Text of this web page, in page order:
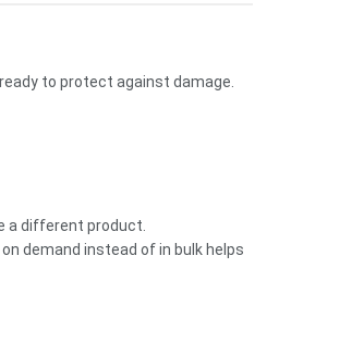
to protect against damage.
a different product.
demand instead of in bulk helps